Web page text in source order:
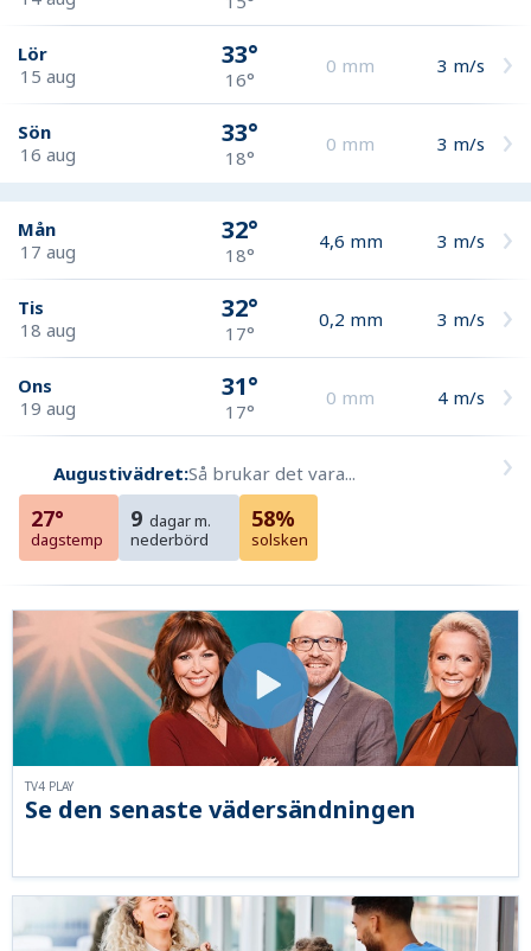
Lör
15 aug
33°
16°
0 mm 3 m/s
Sön
16 aug
33°
18°
0 mm 3 m/s
Mån
17 aug
32°
18°
4,6 mm 3 m/s
Tis
18 aug
32°
17°
0,2 mm 3 m/s
Ons
19 aug
31°
17°
0 mm 4 m/s
Augustivädret:Så brukar det vara...
27°
dagstemp
9 dagar m.
nederbörd
58%
solsken
Se den senaste vädersändningen
TV4 PLAY